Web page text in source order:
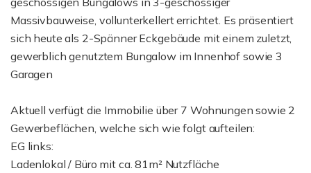
Massivbauweise, vollunterkellert errichtet. Es präsentiert
sich heute als 2-Spänner Eckgebäude mit einem zuletzt,
gewerblich genutztem Bungalow im Innenhof sowie 3
Garagen
Aktuell verfügt die Immobilie über 7 Wohnungen sowie 2
Gewerbeflächen, welche sich wie folgt aufteilen:
EG links:
Ladenlokal / Büro mit ca. 81m² Nutzfläche